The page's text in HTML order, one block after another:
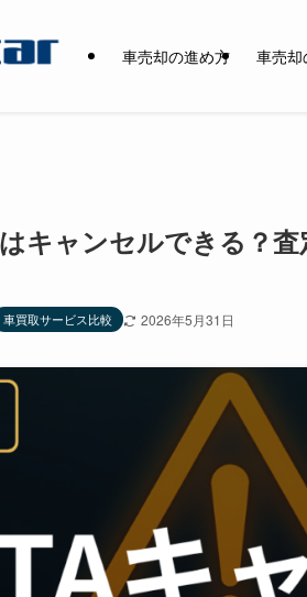
車売却の進め方 車売却
キャンセルできる？
車買取サービス比較 2026年5月31日